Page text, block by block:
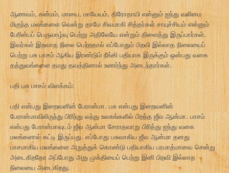
ஆணவம், கன்மம், மாயை, மாயேயம், திரோதாயி என்னும் ஐந்து வலிமை
மிகுந்த மலங்களை வென்று தாமே சிவமாகி சித்தர்கள் சாயுச்சியம் என்னும்
பேரின்பப் பெருவாழ்வு பெற்று அதிலேயே என்றும் திளைத்து இருப்பார்கள்.
இவர்கள் இறவாத நிலை பெற்றதால் எப்போதும் பிறவி இல்லாத நிலையைப்
பெற்று பசு பாசம் ஆகிய இரண்டும் நீங்கி பதியாக இருக்கும் ஒன்பது வகை
தத்துவங்களை தமது தவத்தினால் உணர்ந்து அடைந்தார்கள்.
பதி பசு பாசம் விளக்கம்:
பதி என்பது இறைவனின் பேரான்மா. பசு என்பது இறைவனின்
பேரான்மாவிலிருந்து பிரிந்து வந்து உலகங்களில் பிறந்த ஜீவ ஆன்மா. பாசம்
என்பது பேரான்மாவுடம் ஜீவ ஆன்மா சேராதவாறு பிரித்து ஐந்து வகை
மலங்களால் கட்டி இருப்பது. எப்போது பசுவாகிய ஜீவ ஆன்மா தனது
பாசமாகிய மலங்களை அறுத்துக் கொண்டு பதியாகிய பரமாத்மாவை சென்று
அடைகிறதோ அப்போது அது முக்தியைப் பெற்று இனி பிறவி இல்லாத
நிலையை அடைகிறது.